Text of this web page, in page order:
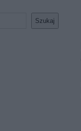
Szukaj